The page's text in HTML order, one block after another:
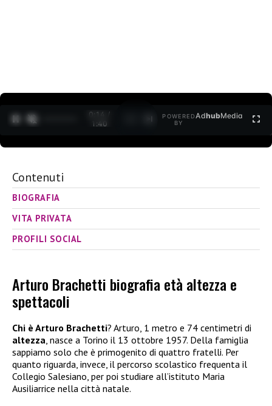
0:15 /
1:40
POWERED
BY
AdhubMedia
Contenuti
BIOGRAFIA
VITA PRIVATA
PROFILI SOCIAL
Arturo Brachetti biografia età altezza e
spettacoli
Chi è Arturo Brachetti? Arturo, 1 metro e 74 centimetri di
altezza, nasce a Torino il 13 ottobre 1957. Della famiglia
sappiamo solo che è primogenito di quattro fratelli. Per
quanto riguarda, invece, il percorso scolastico frequenta il
Collegio Salesiano, per poi studiare all’istituto Maria
Ausiliarrice nella città natale.